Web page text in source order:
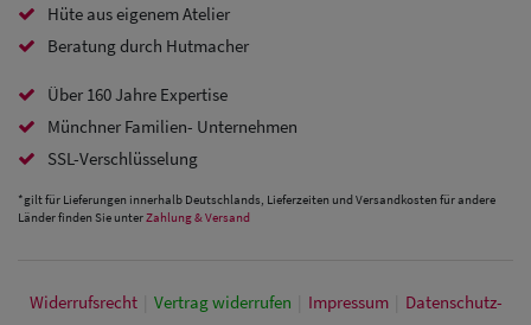
Sale:
Caps
Sale: Caps
mit
Hüte aus eigenem Atelier
Beratung durch Hutmacher
Über 160 Jahre Expertise
Münchner Familien- Unternehmen
SSL-Verschlüsselung
*gilt für Lieferungen innerhalb Deutschlands, Lieferzeiten und Versandkosten für andere
Länder finden Sie unterZahlung & Versand
Widerrufs­recht Vertrag widerrufen Impressum
Daten­schutz­